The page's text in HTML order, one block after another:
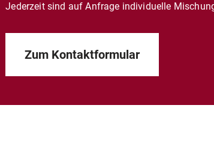
Jederzeit sind auf Anfrage individuelle
Zum Kontaktformular